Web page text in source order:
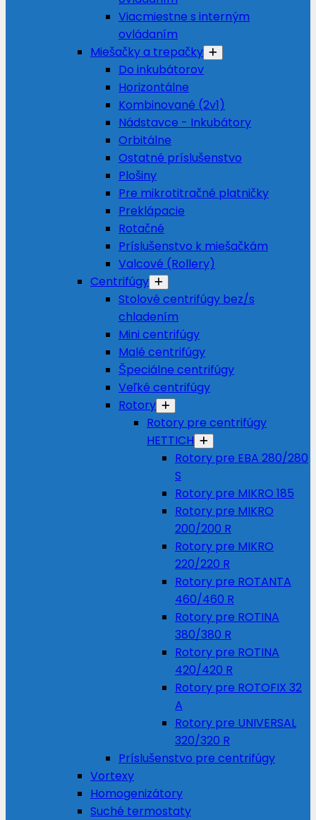
Viacmiestne s interným
ovládaním
Miešačky a trepačky
Do inkubátorov
Horizontálne
Kombinované (2v1)
Nádstavce - Inkubátory
Orbitálne
Ostatné príslušenstvo
Plošiny
Pre mikrotitračné platničky
Preklápacie
Rotačné
Príslušenstvo k miešačkám
Valcové (Rollery)
Centrifúgy
Stolové centrifúgy bez/s
chladením
Mini centrifúgy
Malé centrifúgy
Špeciálne centrifúgy
Veľké centrifúgy
Rotory
Rotory pre centrifúgy
HETTICH
Rotory pre EBA 280/280
S
Rotory pre MIKRO 185
Rotory pre MIKRO
200/200 R
Rotory pre MIKRO
220/220 R
Rotory pre ROTANTA
460/460 R
Rotory pre ROTINA
380/380 R
Rotory pre ROTINA
420/420 R
Rotory pre ROTOFIX 32
A
Rotory pre UNIVERSAL
320/320 R
Príslušenstvo pre centrifúgy
Vortexy
Homogenizátory
Suché termostaty